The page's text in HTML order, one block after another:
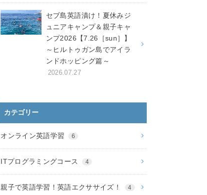
セブ島英語漬け！夏休みジ
ュニアキャンプ＆親子キャ
ンプ2026【7.26［sun］】
～ヒルトゥガン島でアイラ
ンドホッピング篇～
2026.07.27
カテゴリー
オンライン英語学習 6
ITプログラミングコース 4
親子で英語学習！英語エクササイズ！ 4